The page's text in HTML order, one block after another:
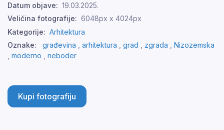
Datum objave: 19.03.2025.
Veličina fotografije: 6048px x 4024px
Kategorije: Arhitektura
Oznake:
građevina arhitektura grad zgrada
Nizozemska
moderno neboder
Kupi fotografiju